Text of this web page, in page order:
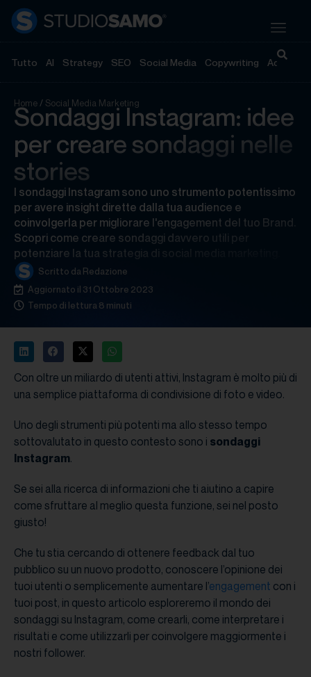
Tutto AI Strategy SEO Social Media Copywriting
Home/ Social Media Marketing
Sondaggi Instagram: idee
per creare sondaggi nelle
stories
I sondaggi Instagram sono uno strumento potentissimo
per avere insight dirette dalla tua audience e
coinvolgerla per migliorare l'engagement del tuo Brand.
Scopri come creare sondaggi davvero utili per
potenziare la tua strategia di social media marketing.
Scritto da Redazione
Aggiornato il 31 Ottobre 2023
Tempo di lettura 8 minuti
Con oltre un miliardo di utenti attivi, Instagram è molto più di
una semplice piattaforma di condivisione di foto e video.
Uno degli strumenti più potenti ma allo stesso tempo
sottovalutato in questo contesto sono i sondaggi
Instagram.
Se sei alla ricerca di informazioni che ti aiutino a capire
come sfruttare al meglio questa funzione, sei nel posto
giusto!
Che tu stia cercando di ottenere feedback dal tuo
pubblico su un nuovo prodotto, conoscere l’opinione dei
tuoi utenti o semplicemente aumentare l’engagement con i
tuoi post, in questo articolo esploreremo il mondo dei
sondaggi su Instagram, come crearli, come interpretare i
risultati e come utilizzarli per coinvolgere maggiormente i
nostri follower.